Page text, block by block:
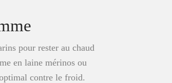
pour rester au chaud
en laine mérinos ou
contre le froid.